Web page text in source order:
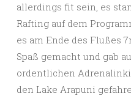
allerdings fit sein, es
Rafting auf dem
es am Ende des Flußes
Spaß gemacht und gab
ordentlichen
den Lake Arapuni